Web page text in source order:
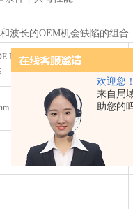
欢迎您！
来自局
助您的
波长的OEM机会缺陷的组合
DUAL-WAVELENGTH